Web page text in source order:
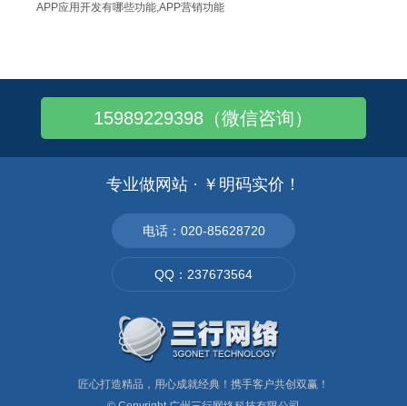
APP应用开发有哪些功能,APP营销功能
装饰装潢类APP：移动应用开发
做个网页的手机版,广州哪里有做手机网站
网站做好后，能在百度搜索到吗?
食品行业如何推广,老对手网络营销方式
15989229398（微信咨询）
专业做网站 · ￥明码实价！
电话：020-85628720
QQ：237673564
匠心打造精品，用心成就经典！携手客户共创双赢！